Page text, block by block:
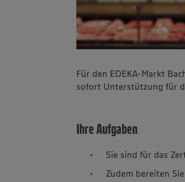
Für den EDEKA-Markt
sofort Unterstützung für
Ihre Aufgaben
Sie sind für das
Zudem bereiten